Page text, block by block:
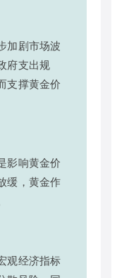
加剧市场波
府支出规
支撑黄金价
影响黄金价
缓，黄金作
观经济指标